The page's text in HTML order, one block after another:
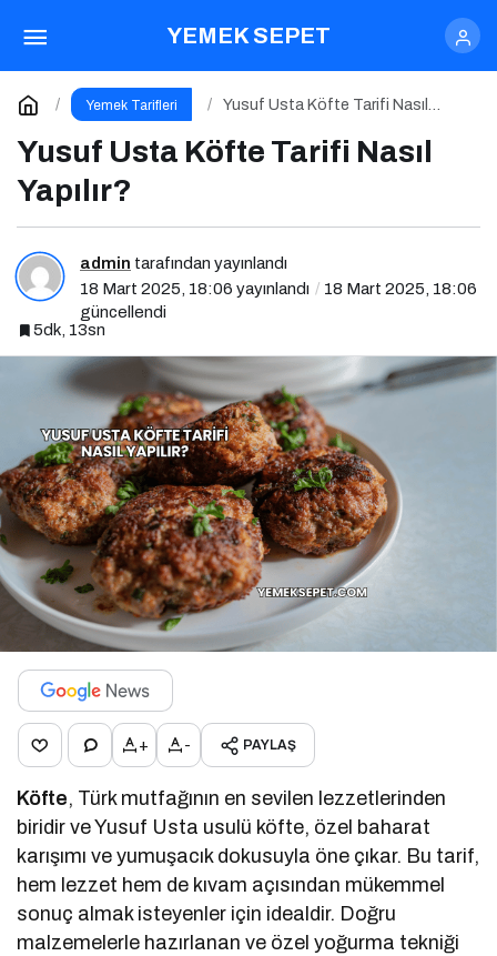
YEMEK SEPET
Yemek Tarifleri
Yusuf Usta Köfte Tarifi Nasıl
Yusuf Usta Köfte Tarifi Nasıl
Yapılır?
admin tarafından yayınlandı
18 Mart 2025, 18:06 yayınlandı
18 Mart 2025, 18:06
güncellendi
5dk, 13sn
+ - PAYLAŞ
Köfte, Türk mutfağının en sevilen lezzetlerinden
biridir ve Yusuf Usta usulü köfte, özel baharat
karışımı ve yumuşacık dokusuyla öne çıkar. Bu tarif,
hem lezzet hem de kıvam açısından mükemmel
sonuç almak isteyenler için idealdir. Doğru
malzemelerle hazırlanan ve özel yoğurma tekniği
Yılbaşı Sofrası İçin Meze
Tarifleri Nasıl Yapılır?
Yorum Yap